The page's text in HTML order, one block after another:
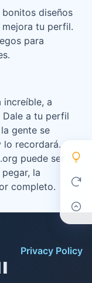
diseños
mejora tu perfil.
para
increíble, a
Dale a tu perfil
gente se
lo recordará.
puede ser
la
completo.
Privacy Policy